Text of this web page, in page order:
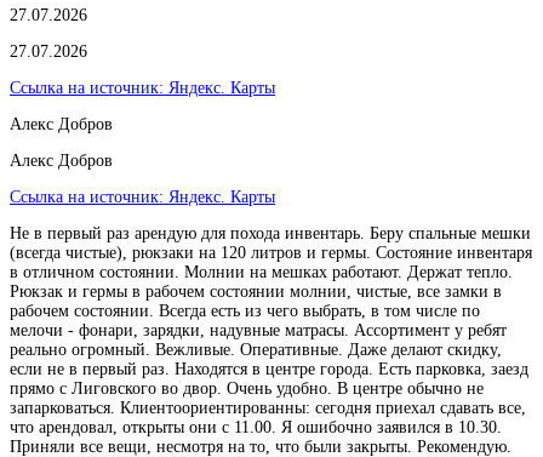
27.07.2026
27.07.2026
Ссылка на источник: Яндекс. Карты
Алекс Добров
Алекс Добров
Ссылка на источник: Яндекс. Карты
Не в первый раз арендую для похода инвентарь. Беру спальные мешки
(всегда чистые), рюкзаки на 120 литров и гермы. Состояние инвентаря
в отличном состоянии. Молнии на мешках работают. Держат тепло.
Рюкзак и гермы в рабочем состоянии молнии, чистые, все замки в
рабочем состоянии. Всегда есть из чего выбрать, в том числе по
мелочи - фонари, зарядки, надувные матрасы. Ассортимент у ребят
реально огромный. Вежливые. Оперативные. Даже делают скидку,
если не в первый раз. Находятся в центре города. Есть парковка, заезд
прямо с Лиговского во двор. Очень удобно. В центре обычно не
запарковаться. Клиентоориентированны: сегодня приехал сдавать все,
что арендовал, открыты они с 11.00. Я ошибочно заявился в 10.30.
Приняли все вещи, несмотря на то, что были закрыты. Рекомендую.